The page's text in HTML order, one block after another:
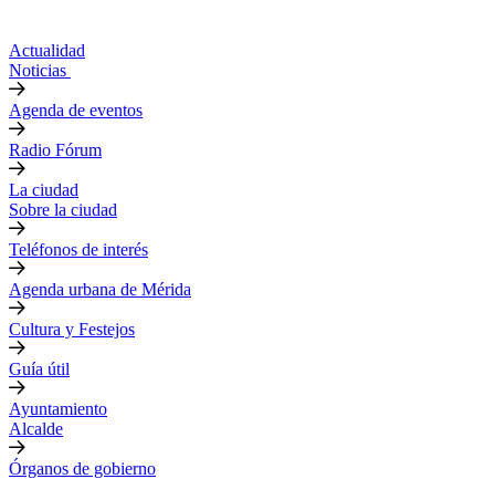
Actualidad
Noticias
Agenda de eventos
Radio Fórum
La ciudad
Sobre la ciudad
Teléfonos de interés
Agenda urbana de Mérida
Cultura y Festejos
Guía útil
Ayuntamiento
Alcalde
Órganos de gobierno